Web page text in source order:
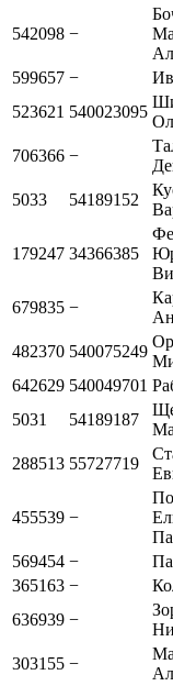
542098 −
599657 −
523621 540023095
706366 −
5033 54189152
179247 34366385
679835 −
482370 540075249
642629 540049701
5031
54189187
288513 55727719
455539 −
569454 −
365163 −
636939 −
303155 −